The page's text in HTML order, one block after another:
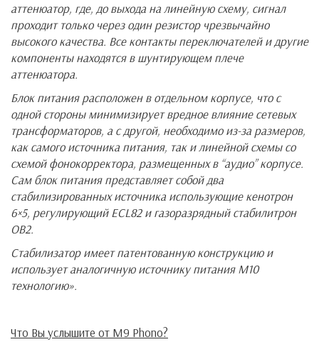
аттенюатор, где, до выхода на линейную схему, сигнал
проходит только через один резистор чрезвычайно
высокого качества. Все контакты переключателей и другие
компоненты находятся в шунтирующем плече
аттенюатора.
Блок питания расположен в отдельном корпусе, что с
одной стороны минимизирует вредное влияние сетевых
трансформаторов, а с другой, необходимо из-за размеров,
как самого источника питания, так и линейной схемы со
схемой фонокорректора, размещенных в “аудио” корпусе.
Сам блок питания представляет собой два
стабилизированных источника использующие кенотрон
6×5, регулирующий ECL82 и газоразрядный стабилитрон
OB2.
Стабилизатор имеет патентованную конструкцию и
использует аналогичную источнику питания М10
технологию».
Что Вы услышите от M9 Phono?